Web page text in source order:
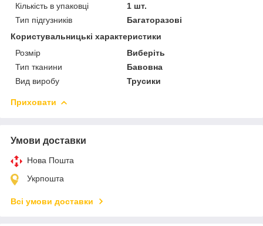
Кількість в упаковці
1 шт.
Тип підгузників
Багаторазові
Користувальницькі характеристики
Розмір
Виберіть
Тип тканини
Бавовна
Вид виробу
Трусики
Приховати
Умови доставки
Нова Пошта
Укрпошта
Всі умови доставки